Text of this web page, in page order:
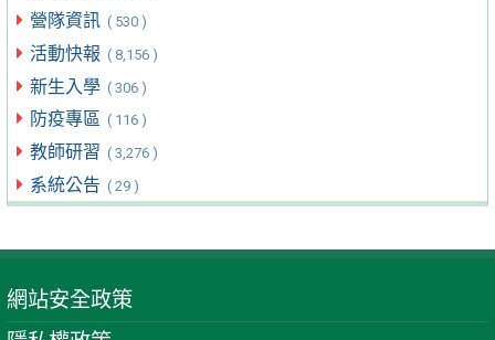
營隊資訊 ( 530 )
活動快報 ( 8,156 )
新生入學 ( 306 )
防疫專區 ( 116 )
教師研習 ( 3,276 )
系統公告 ( 29 )
網站安全政策